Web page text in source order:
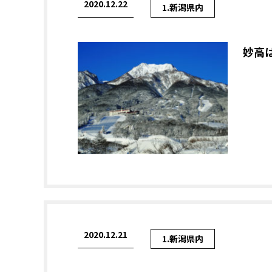
2020.12.22 1.新潟県内
妙高
2020.12.21 1.新潟県内